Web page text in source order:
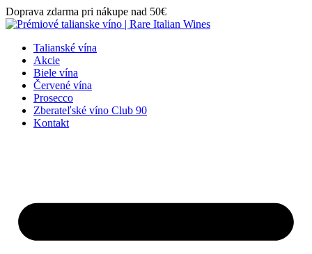
Preskočiť
na
Doprava zdarma pri nákupe nad 50€
Talianské vína
Akcie
Biele vína
Červené vína
Prosecco
Zberateľské víno Club 90
Kontakt